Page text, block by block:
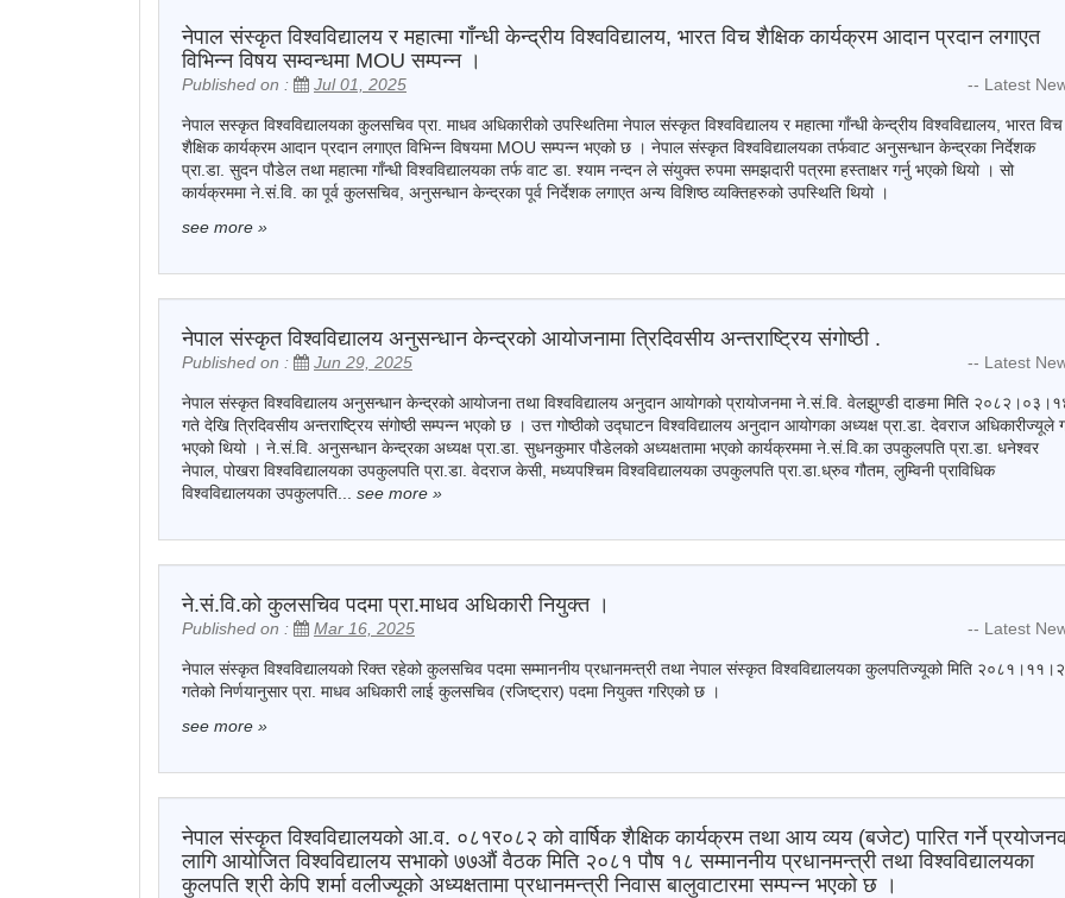
नेपाल संस्कृत विश्वविद्यालय र महात्मा गाँन्धी केन्द्रीय विश्वविद्यालय, भारत विच शैक्षिक कार्यक्रम आदान प्रदान लगाएत
विभिन्न विषय सम्वन्धमा MOU सम्पन्न ।
Published on : Jul 01, 2025 -- Latest
नेपाल सस्कृत विश्वविद्यालयका कुलसचिव प्रा. माधव अधिकारीको उपस्थितिमा नेपाल संस्कृत विश्वविद्यालय र महात्मा गाँन्धी केन्द्रीय विश्वविद्यालय, भारत विच
शैक्षिक कार्यक्रम आदान प्रदान लगाएत विभिन्न विषयमा MOU सम्पन्न भएको छ । नेपाल संस्कृत विश्वविद्यालयका तर्फवाट अनुसन्धान केन्द्रका निर्देशक
प्रा.डा. सुदन पौडेल तथा महात्मा गाँन्धी विश्वविद्यालयका तर्फ वाट डा. श्याम नन्दन ले संयुक्त रुपमा समझदारी पत्रमा हस्ताक्षर गर्नु भएको थियो । सो
कार्यक्रममा ने.सं.वि. का पूर्व कुलसचिव, अनुसन्धान केन्द्रका पूर्व निर्देशक लगाएत अन्य विशिष्ठ व्यक्तिहरुको उपस्थिति थियो ।
see more »
नेपाल संस्कृत विश्वविद्यालय अनुसन्धान केन्द्रको आयोजनामा त्रिदिवसीय अन्तराष्ट्रिय संगोष्ठी .
Published on : Jun 29, 2025 -- Latest
नेपाल संस्कृत विश्वविद्यालय अनुसन्धान केन्द्रको आयोजना तथा विश्वविद्यालय अनुदान आयोगको प्रायोजनमा ने.सं.वि. वेलझुण्डी दाङमा मिति
गते देखि त्रिदिवसीय अन्तराष्ट्रिय संगोष्ठी सम्पन्न भएको छ । उत्त गोष्ठीको उद्घाटन विश्वविद्यालय अनुदान आयोगका अध्यक्ष प्रा.डा. देवराज अधिकारीज्यूले
भएको थियो । ने.सं.वि. अनुसन्धान केन्द्रका अध्यक्ष प्रा.डा. सुधनकुमार पौडेलको अध्यक्षतामा भएको कार्यक्रममा ने.सं.वि.का उपकुलपति प्रा.डा. धनेश्वर
नेपाल, पोखरा विश्वविद्यालयका उपकुलपति प्रा.डा. वेदराज केसी, मध्यपश्चिम विश्वविद्यालयका उपकुलपति प्रा.डा.ध्रुव गौतम, लुम्विनी प्राविधिक
विश्वविद्यालयका उपकुलपति...
see more »
ने.सं.वि.को कुलसचिव पदमा प्रा.माधव अधिकारी नियुक्त ।
Published on : Mar 16, 2025 -- Latest
नेपाल संस्कृत विश्वविद्यालयको रिक्त रहेको कुलसचिव पदमा सम्माननीय प्रधानमन्त्री तथा नेपाल संस्कृत विश्वविद्यालयका कुलपतिज्यूको मिति
गतेको निर्णयानुसार प्रा. माधव अधिकारी लाई कुलसचिव (रजिष्ट्रार) पदमा नियुक्त गरिएको छ ।
see more »
नेपाल संस्कृत विश्वविद्यालयको आ.व. ०८१र०८२ को वार्षिक शैक्षिक कार्यक्रम तथा आय व्यय (बजेट) पारित गर्ने
लागि आयोजित विश्वविद्यालय सभाको ७७औं वैठक मिति २०८१ पौष १८ सम्माननीय प्रधानमन्त्री तथा विश्वविद्यालयका
कुलपति श्री केपि शर्मा वलीज्यूको अध्यक्षतामा प्रधानमन्त्री निवास बालुवाटारमा सम्पन्न भएको छ ।